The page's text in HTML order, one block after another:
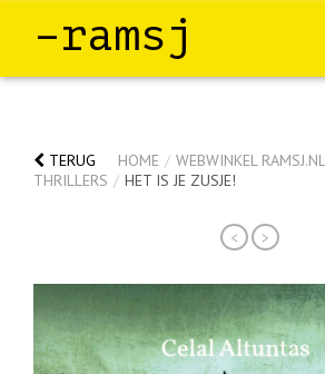
–ramsj
TERUG HOME / WEBWINKEL RAMSJ.NL
THRILLERS / HET IS JE ZUSJE!
< >